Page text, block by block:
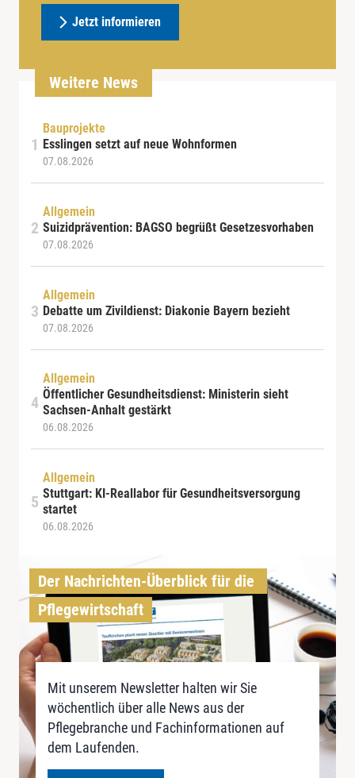
Jetzt informieren
Weitere News
Bauprojekte
Esslingen setzt auf neue Wohnformen
07.08.2026
Allgemein
Suizidprävention: BAGSO begrüßt Gesetzesvorhaben
07.08.2026
Allgemein
Debatte um Zivildienst: Diakonie Bayern bezieht
07.08.2026
Allgemein
Öffentlicher Gesundheitsdienst: Ministerin sieht
Sachsen-Anhalt gestärkt
06.08.2026
Allgemein
Stuttgart: KI-Reallabor für Gesundheitsversorgung
startet
06.08.2026
Der Nachrichten-Überblick für die
Pflegewirtschaft
Mit unserem Newsletter halten wir Sie
wöchentlich über alle News aus der
Pflegebranche und Fachinformationen auf
dem Laufenden.